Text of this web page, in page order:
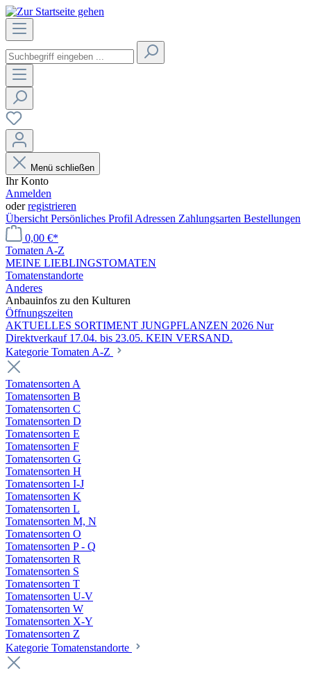
Menü schließen
Ihr Konto
Anmelden
oderregistrieren
Übersicht Persönliches Profil Adressen Zahlungsarten Bestellungen
0,00 €*
Tomaten A-Z
MEINE LIEBLINGSTOMATEN
Tomatenstandorte
Anderes
Anbauinfos zu den Kulturen
Öffnungszeiten
AKTUELLES SORTIMENT JUNGPFLANZEN 2026 Nur
Direktverkauf 17.04. bis 23.05. KEIN VERSAND.
Kategorie Tomaten A-Z
Tomatensorten A
Tomatensorten B
Tomatensorten C
Tomatensorten D
Tomatensorten E
Tomatensorten F
Tomatensorten G
Tomatensorten H
Tomatensorten I-J
Tomatensorten K
Tomatensorten L
Tomatensorten M, N
Tomatensorten O
Tomatensorten P - Q
Tomatensorten R
Tomatensorten S
Tomatensorten T
Tomatensorten U-V
Tomatensorten W
Tomatensorten X-Y
Tomatensorten Z
Kategorie Tomatenstandorte